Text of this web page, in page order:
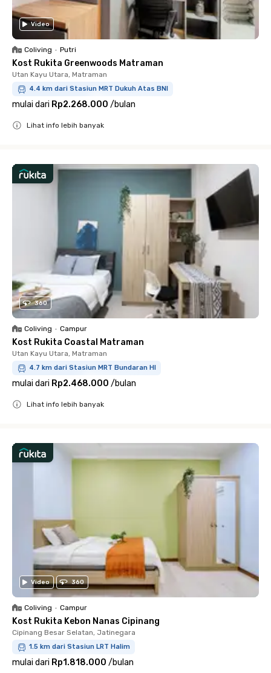
Video
Coliving • Putri
Kost Rukita Greenwoods Matraman
Utan Kayu Utara, Matraman
4.4 km dari Stasiun MRT Dukuh Atas BNI
mulai dari Rp2.268.000 /bulan
Lihat info lebih banyak
360
Coliving • Campur
Kost Rukita Coastal Matraman
Utan Kayu Utara, Matraman
4.7 km dari Stasiun MRT Bundaran HI
mulai dari Rp2.468.000 /bulan
Lihat info lebih banyak
Video 360
Coliving • Campur
Kost Rukita Kebon Nanas Cipinang
Cipinang Besar Selatan, Jatinegara
1.5 km dari Stasiun LRT Halim
mulai dari Rp1.818.000 /bulan